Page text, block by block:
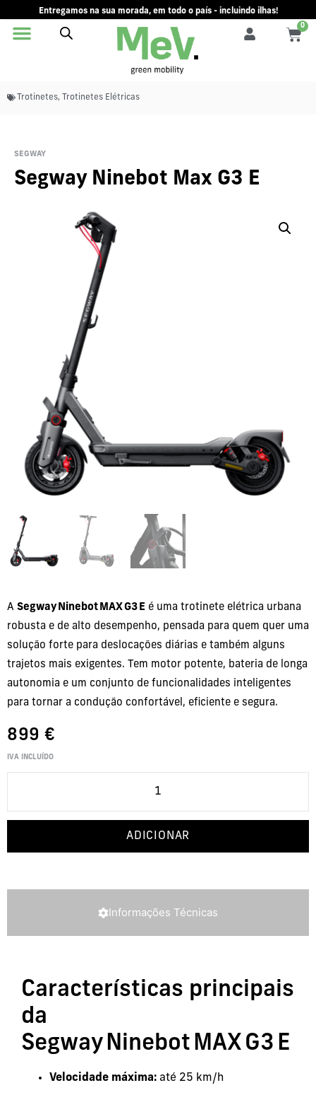
Entregamos na sua morada, em todo o país - incluindo ilhas!
0
Trotinetes, Trotinetes Elétricas
SEGWAY
Segway Ninebot Max G3 E
A Segway Ninebot MAX G3 E é uma trotinete elétrica urbana
robusta e de alto desempenho, pensada para quem quer uma
solução forte para deslocações diárias e também alguns
trajetos mais exigentes. Tem motor potente, bateria de longa
autonomia e um conjunto de funcionalidades inteligentes
para tornar a condução confortável, eficiente e segura.
899 €
IVA INCLUÍDO
ADICIONAR
Informações Técnicas
Características principais
da
Segway Ninebot MAX G3 E
Velocidade máxima: até 25 km/h